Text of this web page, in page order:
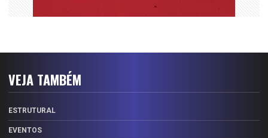
VEJA TAMBÉM
ESTRUTURAL
EVENTOS